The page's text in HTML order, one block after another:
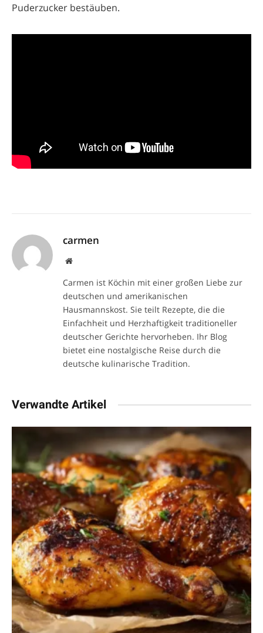
Puderzucker bestäuben.
carmen
Website
Carmen ist Köchin mit einer großen Liebe zur
deutschen und amerikanischen
Hausmannskost. Sie teilt Rezepte, die die
Einfachheit und Herzhaftigkeit traditioneller
deutscher Gerichte hervorheben. Ihr Blog
bietet eine nostalgische Reise durch die
deutsche kulinarische Tradition.
Verwandte Artikel